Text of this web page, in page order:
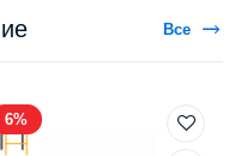
Все
6%